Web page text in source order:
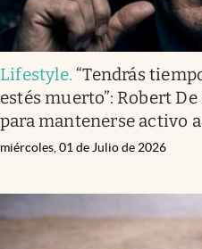
Eventos Corporativos
El Cronista Studio
Mediakit
abre en nueva pestaña
Argentina
Lifestyle.“Tendrás
estés muerto”: Robert
para mantenerse activo
miércoles, 01 de Julio de 2026